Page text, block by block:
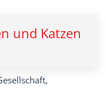
und Katzen